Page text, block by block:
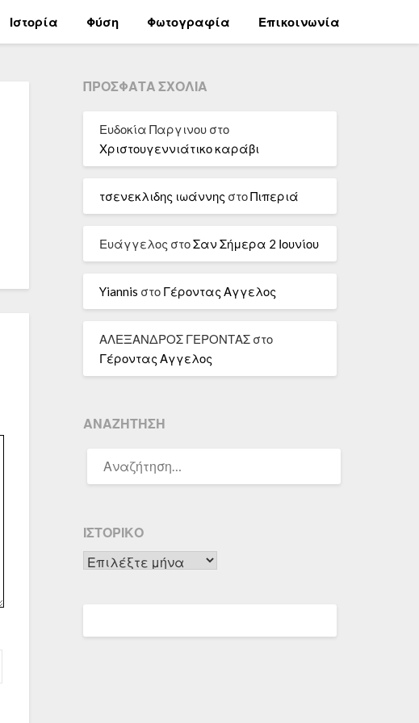
Ιστορία Φύση Φωτογραφία Επικοινωνία
ΠΡΌΣΦΑΤΑ ΣΧΌΛΙΑ
Ευδοκία Παργινουστο
Χριστουγεννιάτικο καράβι
τσενεκλιδης ιωάννης στοΠιπεριά
Ευάγγελος στοΣαν Σήμερα 2 Ιουνίου
Yiannis στο Γέροντας Αγγελος
ΑΛΕΞΑΝΔΡΟΣ ΓΕΡΟΝΤΑΣστο
Γέροντας Αγγελος
ΑΝΑΖΉΤΗΣΗ
ΓΙΑ:
ΙΣΤΟΡΙΚΌ
Ιστορικό